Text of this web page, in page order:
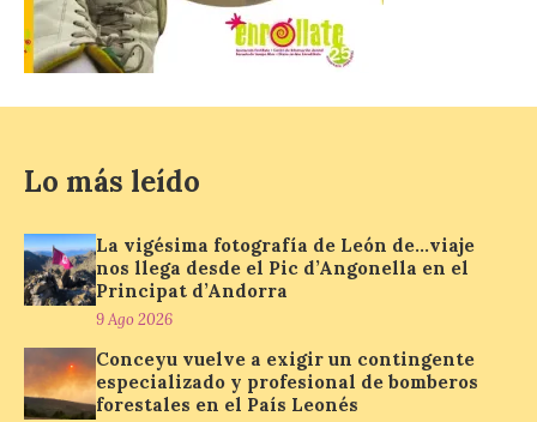
internacional que se
celebra en el mes de
agosto en la localidad
gallega de Merza, dedicado a la marimba y
Ayuntamiento de Ponferrada acogerá
2026 vuelve a situarse
como uno de los
principales motores
económicos y turísticos de
Madrid
9 Ago 2026
Lo más leído
La vigésima fotografía de León de…viaje
nos llega desde el Pic d’Angonella en el
Principat d’Andorra
9 Ago 2026
Conceyu vuelve a exigir un contingente
especializado y profesional de bomberos
forestales en el País Leonés